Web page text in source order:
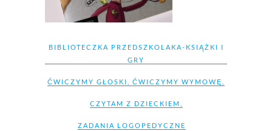
BIBLIOTECZKA PRZEDSZKOLAKA-KSIĄŻKI I
GRY
ĆWICZYMY GŁOSKI ĆWICZYMY WYMOWĘ
CZYTAM Z DZIECKIEM
ZADANIA LOGOPEDYCZNE